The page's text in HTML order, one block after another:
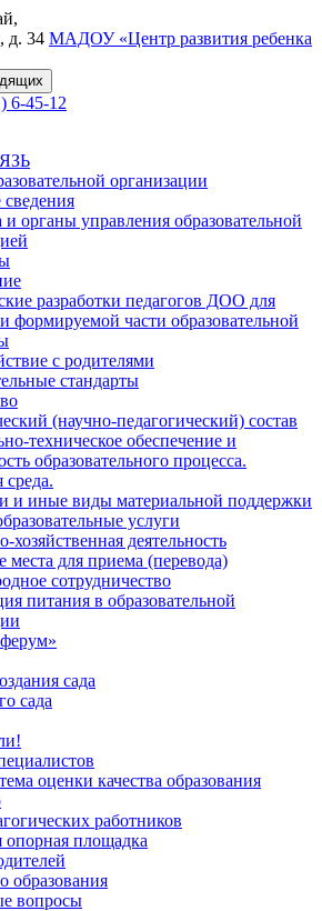
д. 34 МАДОУ «Центр развития ребенка
6-45-12
организации
и органы управления образовательной
разработки педагогов ДОО для
формируемой части образовательной
с родителями
стандарты
(научно-педагогический) состав
техническое обеспечение и
образовательного процесса.
среда.
и иные виды материальной поддержки
услуги
хозяйственная деятельность
места для приема (перевода)
сотрудничество
питания в образовательной
сада
сада
оценки качества образования
работников
площадка
образования
вопросы